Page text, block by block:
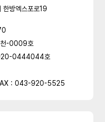
방엑스포로19
천-0009호
0444044호
: 043-920-5525